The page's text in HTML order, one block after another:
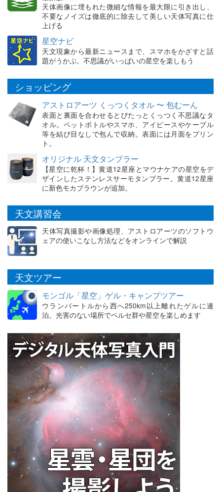
天体画像に埋もれた微細な情報を最大限に引き出し、
不要なノイズは徹底的に除去して美しい天体写真に仕
上げる
星空ナビ
天文現象から最新ニュースまで、スマホをかざすと話
題がうかぶ。不思議がいっぱいの星空を楽しもう
ショッピング
アストロアーツ くっつくタオル 〜 包むーん
表面と裏面を合わせるとぴたっとくっつく不思議なタ
オル。ペットボトルやスマホ、アイピースやケーブル
等を結び目なしで包んで収納。表面には月面をプリン
ト。
オリジナル 天文タンブラー
【星空に乾杯！】黄道12星座とマウナケアの星空をデ
ザインしたステンレスサーモタンブラー。黄道12星座
に新色モカブラウンが追加。
天文講習会
天体写真撮影や画像処理、アストロアーツのソフトウ
ェアの使いこなし方法などをオンラインで解説
天文ツアー
モンゴル「星空」ゲル・キャンプツアー
ウランバートルから西へ250km以上離れたゲルに連
泊。光害のない場所でペルセ群や星空を楽しめます